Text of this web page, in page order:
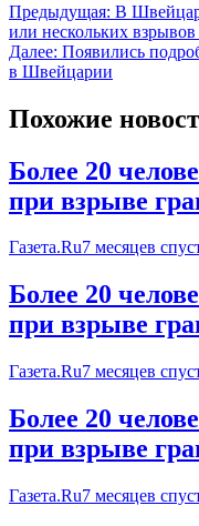
Предыдущая: В
или нескольких взрывов
Далее: Появились
в Швейцарии
Похожие
Более 20
при взрыве
Газета.Ru7 месяцев
Более 20
при взрыве
Газета.Ru7 месяцев
Более 20
при взрыве
Газета.Ru7 месяцев